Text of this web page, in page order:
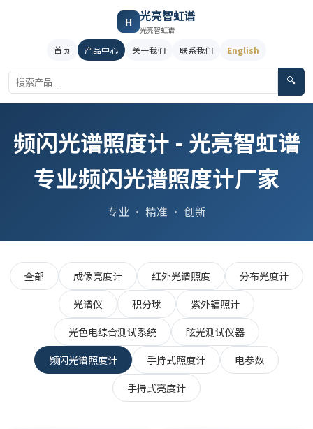
H 光亮智虹谱
光亮智虹谱
首页 产品中心 关于我们 联系我们 English
🔍
频闪光谱照度计 - 光亮智虹谱
专业频闪光谱照度计厂家
专业 · 精准 · 创新
全部 成像亮度计 红外光谱照度
分布光度计
光谱仪
积分球
紫外辐照计
光色电综合测试系统
眩光测试仪器
频闪光谱照度计
手持式照度计
电参数
手持式亮度计